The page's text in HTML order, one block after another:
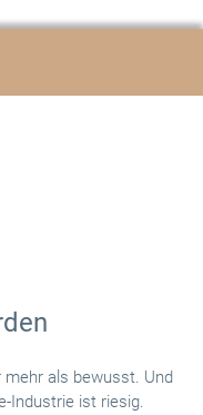
mehr als bewusst. Und
Industrie ist riesig.